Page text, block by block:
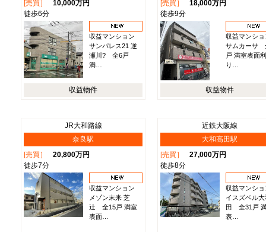
[売買］
10,000万円
徒歩6分
収益マンション
サンパレス21 逆
瀬川? 全6戸
満…
収益物件
[売買］
18,000万円
徒歩9分
収益マンショ
サムカーサ
戸 満室表面
り…
収益物件
JR大和路線
奈良駅
[売買］
20,800万円
徒歩7分
収益マンション
メゾン末来 芝
辻 全15戸 満室
表面…
近鉄大阪線
大和高田駅
[売買］
27,000万円
徒歩8分
収益マンショ
イスズベル
田 全31戸
表…